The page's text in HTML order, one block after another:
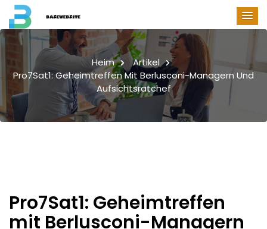
Heim
Artikel
Pro7Sat1: Geheimtreffen Mit Berlusconi-Managern Und
Aufsichtsratchef
Pro7Sat1: Geheimtreffen
mit Berlusconi-Managern